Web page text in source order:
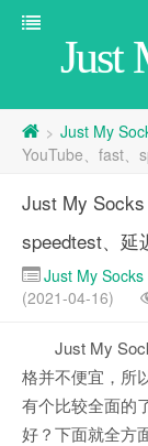
Just
> Just My
YouTube、fast、
Just My Socks
speedtest、延
Just My Socks
(2021-04-16)
Just My
格并不便宜，所
有个比较全面的
好？下面就全方